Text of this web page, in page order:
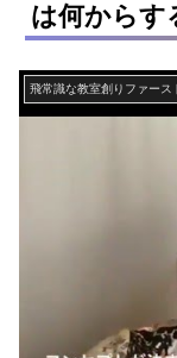
は何からす
飛常識な教室創りファース